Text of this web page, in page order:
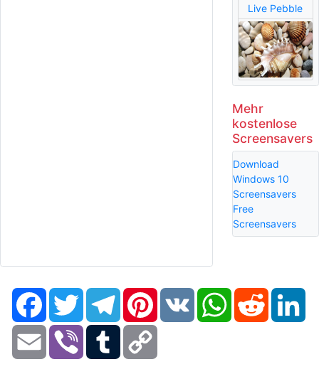
Live Pebble
Mehr
kostenlose
Screensavers
Download
Windows 10
Screensavers
Free
Screensavers
FacebookTwitter TelegramPinterestVK WhatsAppReddit
Email Viber Tumblr